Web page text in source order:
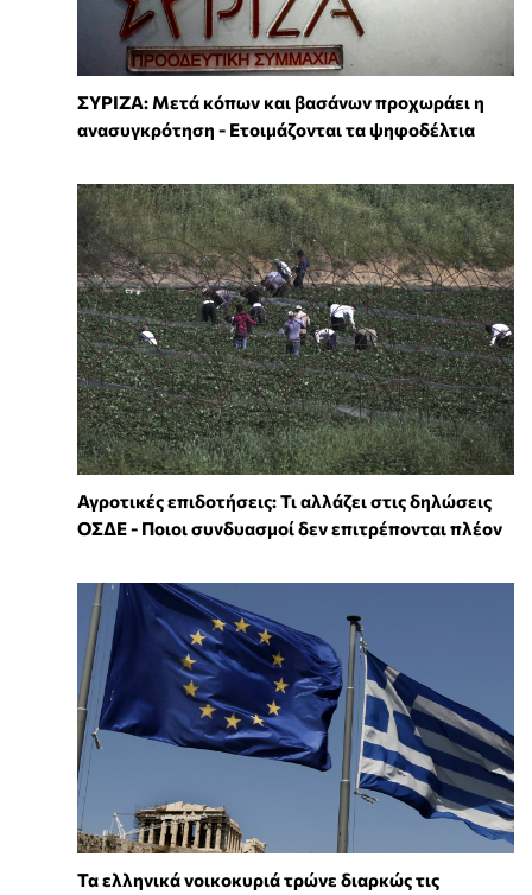
ΣΥΡΙΖΑ: Μετά κόπων και βασάνων προχωράει η
ανασυγκρότηση - Ετοιμάζονται τα ψηφοδέλτια
Αγροτικές επιδοτήσεις: Τι αλλάζει στις δηλώσεις
ΟΣΔΕ - Ποιοι συνδυασμοί δεν επιτρέπονται πλέον
Τα ελληνικά νοικοκυριά τρώνε διαρκώς τις